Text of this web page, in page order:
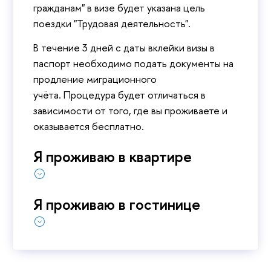
гражданам" в визе будет указана цель
поездки "Трудовая деятельность".
В течение 3 дней с даты вклейки визы в
паспорт необходимо подать документы на
продление миграционного
учёта. Процедура будет отличаться в
зависимости от того, где вы проживаете и
оказывается бесплатно.
Я проживаю в квартире
Я проживаю в гостинице